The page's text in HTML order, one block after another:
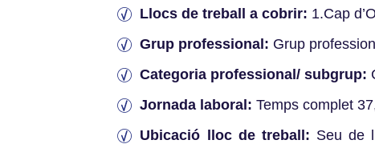
Llocs de treball a cobrir: 1.Cap
Grup professional: Grup
Categoria professional/ subgrup:
Jornada laboral: Temps complet
Ubicació lloc de treball: Seu de